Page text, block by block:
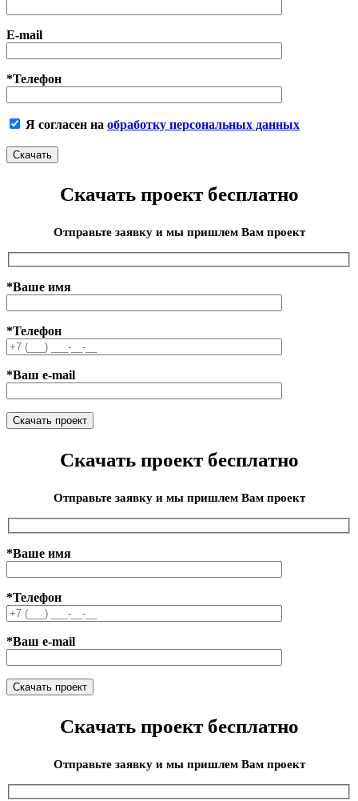
E-mail
*Телефон
Я согласен на обработку персональных данных
Скачать проект бесплатно
Отправьте заявку и мы пришлем Вам проект
*Ваше имя
*Телефон
*Ваш e-mail
Скачать проект бесплатно
Отправьте заявку и мы пришлем Вам проект
*Ваше имя
*Телефон
*Ваш e-mail
Скачать проект бесплатно
Отправьте заявку и мы пришлем Вам проект